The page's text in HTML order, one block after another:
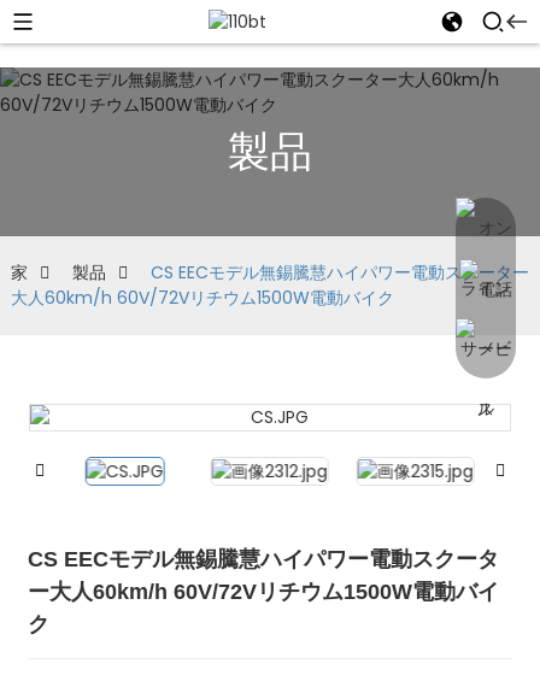
製品
家 製品
CS EECモデル無錫騰慧ハイパワー電動スクーター
大人60km/h 60V/72Vリチウム1500W電動バイク
CS EECモデル無錫騰慧ハイパワー電動スクータ
ー大人60km/h 60V/72Vリチウム1500W電動バイ
ク